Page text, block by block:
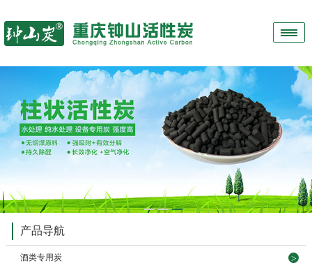
1 2 3
产品导航
酒类专用炭